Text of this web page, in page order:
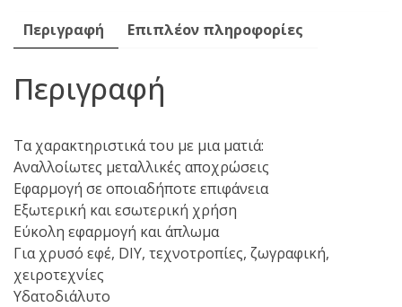
Περιγραφή Επιπλέον πληροφορίες
Περιγραφή
Τα χαρακτηριστικά του με μια ματιά:
Αναλλοίωτες μεταλλικές αποχρώσεις
Εφαρμογή σε οποιαδήποτε επιφάνεια
Εξωτερική και εσωτερική χρήση
Εύκολη εφαρμογή και άπλωμα
Για χρυσό εφέ, DIY, τεχνοτροπίες, ζωγραφική,
χειροτεχνίες
Υδατοδιάλυτο